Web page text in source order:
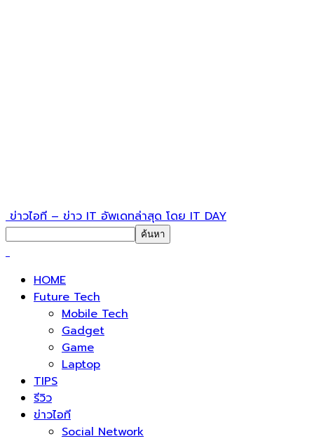
ข่าวไอที – ข่าว IT อัพเดทล่าสุด โดย IT DAY
HOME
Future Tech
Mobile Tech
Gadget
Game
Laptop
TIPS
รีวิว
ข่าวไอที
Social Network